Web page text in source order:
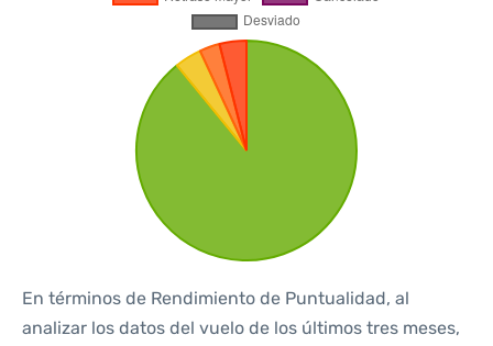
En términos de Rendimiento de Puntualidad, al
analizar los datos del vuelo de los últimos tres meses,